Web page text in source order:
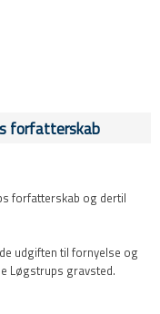
forfatterskab
forfatterskab og dertil
udgiften til fornyelse og
Løgstrups gravsted.